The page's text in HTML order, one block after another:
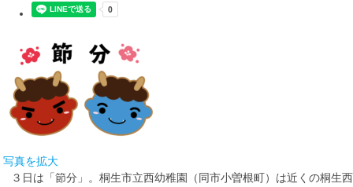
写真を拡大
３日は「節分」。桐生市立西幼稚園（同市小曽根町）は近くの桐生西